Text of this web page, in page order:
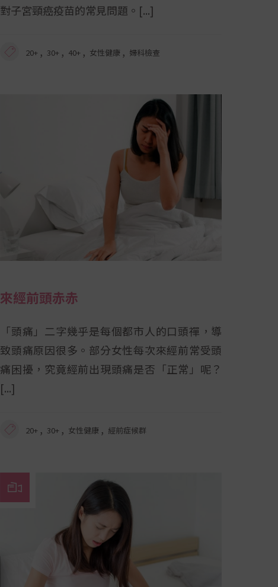
對子宮頸癌疫苗的常見問題。
20+ , 30+ , 40+ , 女性健康 , 婦科檢查
來經前頭赤赤
「頭痛」二字幾乎是每個都市人的口頭禪，導
致頭痛原因很多。部分女性每次來經前常受頭
痛困擾，究竟經前出現頭痛是否「正常」呢？
20+ , 30+ , 女性健康 , 經前症候群